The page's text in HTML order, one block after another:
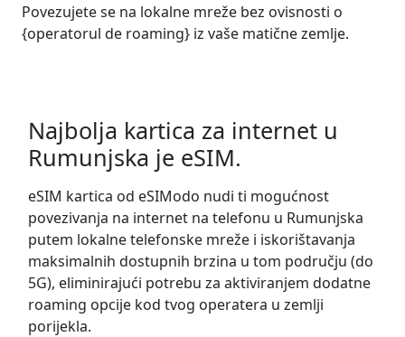
Povezujete se na lokalne mreže bez ovisnosti o
{operatorul de roaming} iz vaše matične zemlje.
Najbolja kartica za internet u
Rumunjska je eSIM.
eSIM kartica od eSIModo nudi ti mogućnost
povezivanja na internet na telefonu u Rumunjska
putem lokalne telefonske mreže i iskorištavanja
maksimalnih dostupnih brzina u tom području (do
5G), eliminirajući potrebu za aktiviranjem dodatne
roaming opcije kod tvog operatera u zemlji
porijekla.